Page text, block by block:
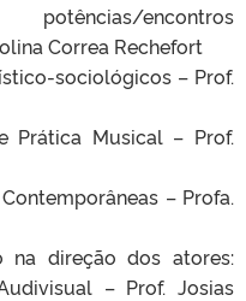
encontros
Correa Rechefort
sociológicos – Prof.
Prática Musical – Prof.
– Profa.
na direção dos atores:
– Prof. Josias